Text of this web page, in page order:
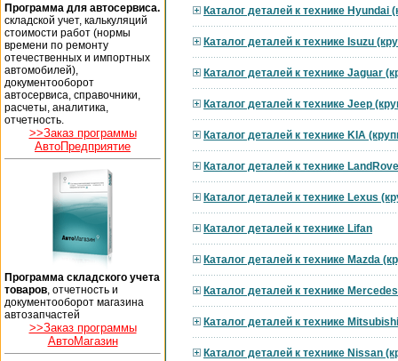
Программа для автосервиса.
складской учет, калькуляций
стоимости работ (нормы
времени по ремонту
отечественных и импортных
автомобилей),
документооборот
автосервиса, справочники,
расчеты, аналитика,
отчетность.
>>Заказ программы
АвтоПредприятие
Программа складского учета
товаров , отчетность и
документооборот магазина
автозапчастей
>>Заказ программы
АвтоМагазин
Каталог деталей к технике Hyundai
Каталог деталей к технике Isuzu
Каталог деталей к технике Jaguar
Каталог деталей к технике Jeep
Каталог деталей к технике KIA
Каталог деталей к технике
Каталог деталей к технике Lexus
Каталог деталей к технике Lifan
Каталог деталей к технике Mazda
Каталог деталей к технике
Каталог деталей к технике
Каталог деталей к технике Nissan